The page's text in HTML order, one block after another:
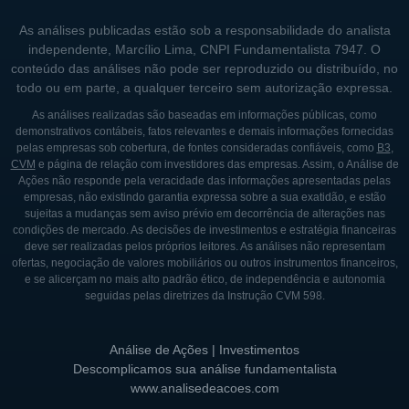
mas também se posiciona como uma
provedora de soluções completas,
adaptando seus produtos às demandas
industriais.
CONTROLADORES E PRINCIPAIS
SÓCIOS
No que diz respeito à estrutura acionária, a
Cypress Semiconductor passou por várias
mudanças ao longo dos anos. A empresa foi
inicialmente criada por seu fundador, Tom E.
estratégicas. Controladores e acionistas têm
desempenhado um papel significativo na
As análises publicadas estão sob a responsabilidade do analista
independente, Marcílio Lima, CNPI Fundamentalista 7947. O
conteúdo das análises não pode ser reproduzido ou distribuído, no
todo ou em parte, a qualquer terceiro sem autorização expressa.
As análises realizadas são baseadas em informações públicas, como
demonstrativos contábeis, fatos relevantes e demais informações fornecidas
pelas empresas sob cobertura, de fontes consideradas confiáveis, como B3,
CVM e página de relação com investidores das empresas. Assim, o Análise de
Ações não responde pela veracidade das informações apresentadas pelas
empresas, não existindo garantia expressa sobre a sua exatidão, e estão
sujeitas a mudanças sem aviso prévio em decorrência de alterações nas
condições de mercado. As decisões de investimentos e estratégia financeiras
deve ser realizadas pelos próprios leitores. As análises não representam
ofertas, negociação de valores mobiliários ou outros instrumentos financeiros,
e se alicerçam no mais alto padrão ético, de independência e autonomia
seguidas pelas diretrizes da Instrução CVM 598.
Análise de Ações | Investimentos
Descomplicamos sua análise fundamentalista
www.analisedeacoes.com